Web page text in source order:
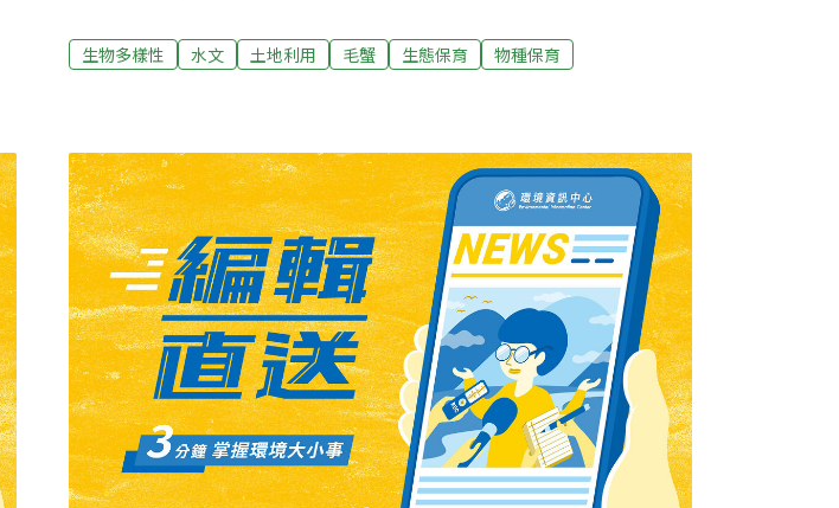
批九孔生力軍除通過育苗期病害，也歷經每年3月海水溫度劇變引發大量致
死的考驗。農業局表示，去年5月培育九孔苗10萬粒，已在貢寮卯澳灣資源
因人為大量捕捉，加上生長環境受到汙染甚至破壞殆盡，進而在不少溪流
幾近絕跡的毛蟹，農業局也自97年起，選擇在雙溪河系的隆隆溪復育，並
先後放流抱卵母蟹及蟹苗，希望輔以封溪護魚措施，讓毛蟹重現於新北市
的河川。
生物多樣性 水文 土地利用 毛蟹 生態保育 物種保育